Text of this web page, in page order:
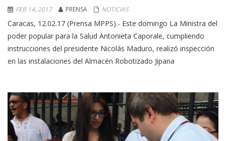
FEB 14, 2017 PRENSA NOTICIAS
Caracas, 12.02.17 (Prensa MPPS).- Este domingo La Ministra del
poder popular para la Salud Antonieta Caporale, cumpliendo
instrucciones del presidente Nicolás Maduro, realizó inspección
en las instalaciones del Almacén Robotizado Jipana